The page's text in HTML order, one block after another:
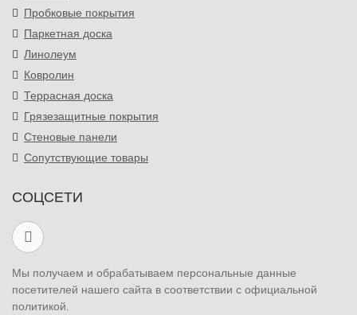
Пробковые покрытия
Паркетная доска
Линолеум
Ковролин
Террасная доска
Грязезащитные покрытия
Стеновые панели
Сопутствующие товары
СОЦСЕТИ
Мы получаем и обрабатываем персональные данные
посетителей нашего сайта в соответствии с официальной
политикой.